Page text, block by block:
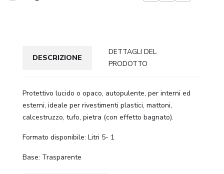
DESCRIZIONE
DETTAGLI DEL
PRODOTTO
Protettivo lucido o opaco, autopulente, per interni ed
esterni, ideale per rivestimenti plastici, mattoni,
calcestruzzo, tufo, pietra (con effetto bagnato).
Formato disponibile: Litri 5- 1
Base: Trasparente